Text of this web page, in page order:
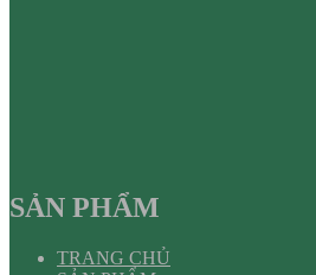
SẢN PHẨM
TRANG CHỦ